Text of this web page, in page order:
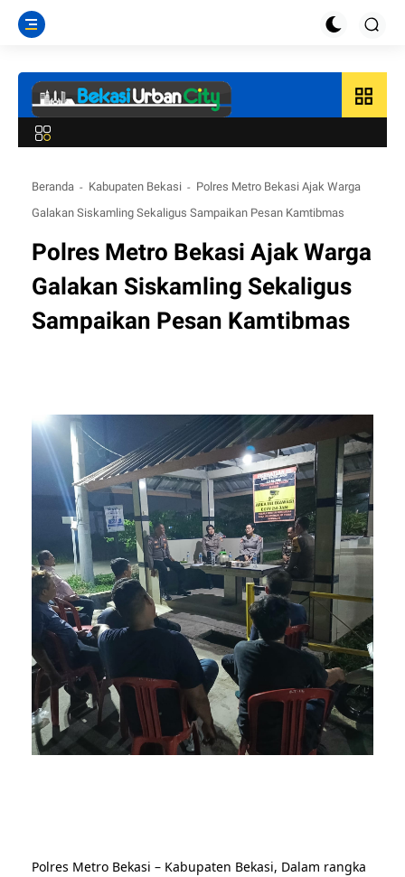
grid_view
Beranda Kabupaten Bekasi
Polres Metro Bekasi Ajak Warga
Galakan Siskamling Sekaligus Sampaikan Pesan Kamtibmas
Polres Metro Bekasi Ajak Warga
Galakan Siskamling Sekaligus
Sampaikan Pesan Kamtibmas
Polres Metro Bekasi – Kabupaten Bekasi, Dalam rangka